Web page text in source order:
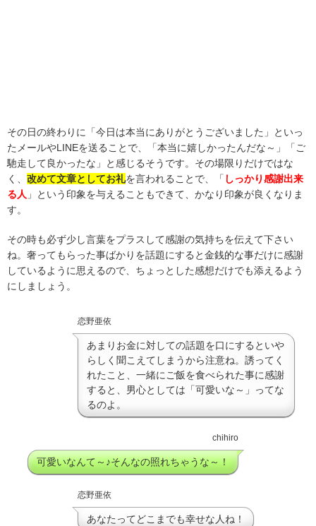
その日の終わりに「今日は本当にありがとうございました」といっ
たメールやLINEを送ることで、「本当に嬉しかったんだな～」「ご
馳走して良かったな」と感じるそうです。その場限りだけではな
く、 改めて文章としてお礼を言われることで、「 しっかり感謝出来
る人 」という印象を与えることもできて、かなり印象が良くなりま
す。
その時も必ず少し言葉をプラスして感謝の気持ちを伝えて下さい
ね。奢ってもらった事ばかりを話題にすると金銭的な事だけに感謝
しているように思えるので、ちょっとした感想だけでも添えるよう
にしましょう。
恋野亜依
あまりお金に対しての話題を口にするといや
らしく聞こえてしまうから注意ね。誘ってく
れたこと、一緒にご飯を食べられた事に感謝
すると、男心としては「可愛いな～」ってな
るのよ。
chihiro
可愛いなんて～♪そんなの照れちゃうな～！
恋野亜依
あなたってどこまでも幸せな人ね！